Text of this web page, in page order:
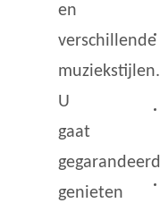
en
verschillende
muziekstijlen.
U
gaat
gegarandeerd
genieten